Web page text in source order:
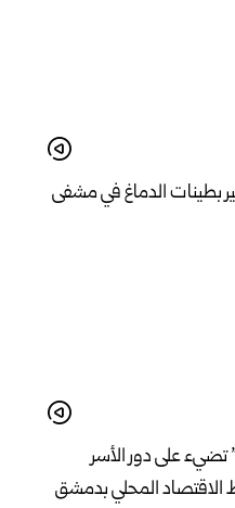
بطينات الدماغ في مشفى
تضيء على دور الأسر
الاقتصاد المحلي بدمشق